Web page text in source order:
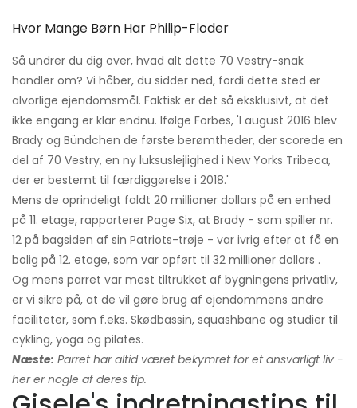
Hvor Mange Børn Har Philip-Floder
Så undrer du dig over, hvad alt dette 70 Vestry-snak
handler om? Vi håber, du sidder ned, fordi dette sted er
alvorlige ejendomsmål. Faktisk er det så eksklusivt, at det
ikke engang er klar endnu. Ifølge Forbes, 'I august 2016 blev
Brady og Bündchen de første berømtheder, der scorede en
del af 70 Vestry, en ny luksuslejlighed i New Yorks Tribeca,
der er bestemt til færdiggørelse i 2018.'
Mens de oprindeligt faldt 20 millioner dollars på en enhed
på 11. etage, rapporterer Page Six, at Brady - som spiller nr.
12 på bagsiden af ​​sin Patriots-trøje - var ivrig efter at få en
bolig på 12. etage, som var opført til 32 millioner dollars .
Og mens parret var mest tiltrukket af bygningens privatliv,
er vi sikre på, at de vil gøre brug af ejendommens andre
faciliteter, som f.eks. Skødbassin, squashbane og studier til
cykling, yoga og pilates.
Næste: Parret har altid været bekymret for et ansvarligt liv -
her er nogle af deres tip.